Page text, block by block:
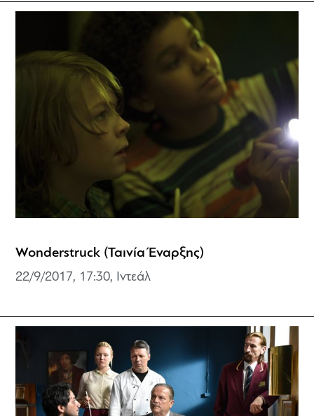
Wonderstruck (Ταινία Έναρξης)
22/9/2017, 17:30, Ιντεάλ